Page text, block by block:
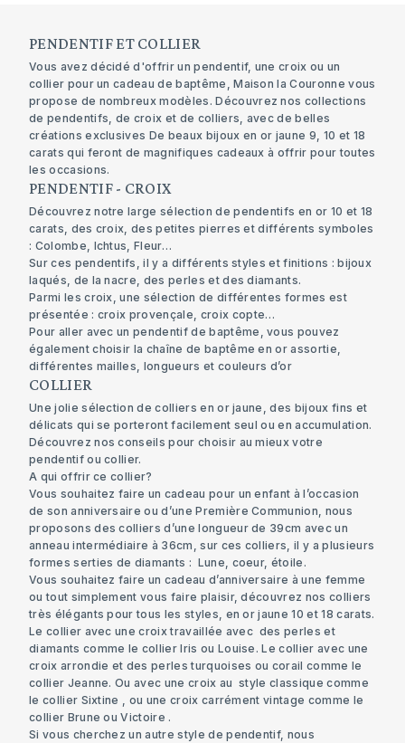
PENDENTIF ET COLLIER
Vous avez décidé d'offrir un pendentif, une croix ou un
collier pour un cadeau de baptême, Maison la Couronne vous
propose de nombreux modèles. Découvrez nos collections
de pendentifs, de croix et de colliers, avec de belles
créations exclusives De beaux bijoux en or jaune 9, 10 et 18
carats qui feront de magnifiques cadeaux à offrir pour toutes
les occasions.
PENDENTIF - CROIX
Découvrez notre large sélection de pendentifs en or 10 et 18
carats, des croix, des petites pierres et différents symboles
: Colombe, Ichtus, Fleur…
Sur ces pendentifs, il y a différents styles et finitions : bijoux
laqués, de la nacre, des perles et des diamants.
Parmi les croix, une sélection de différentes formes est
présentée : croix provençale, croix copte…
Pour aller avec unpendentif de baptême , vous pouvez
également choisir la chaîne de baptême en or assortie,
différentes mailles, longueurs et couleurs d’or
COLLIER
Une jolie sélection de colliers en or jaune, des bijoux fins et
délicats qui se porteront facilement seul ou en accumulation.
Découvrez nos conseils pour choisir au mieux votre
pendentif ou collier.
A qui offrir ce collier?
Vous souhaitez faire un cadeau pour un enfant à l’occasion
de son anniversaire ou d’une Première Communion, nous
proposons des colliers d’une longueur de 39cm avec un
anneau intermédiaire à 36cm, sur ces colliers, il y a plusieurs
formes serties de diamants : Lune, coeur, étoile.
Vous souhaitez faire un cadeau d’anniversaire à une femme
ou tout simplement vous faire plaisir, découvrez nos colliers
très élégants pour tous les styles, en or jaune 10 et 18 carats.
Le collier avec une croix travaillée avec des perles et
diamants comme le collier Iris ou Louise. Le collier avec une
croix arrondie et des perles turquoises ou corail comme le
collier Jeanne. Ou avec une croix au style classique comme
le collier Sixtine , ou une croix carrément vintage comme le
collier Brune ou Victoire .
Si vous cherchez un autre style de pendentif, nous